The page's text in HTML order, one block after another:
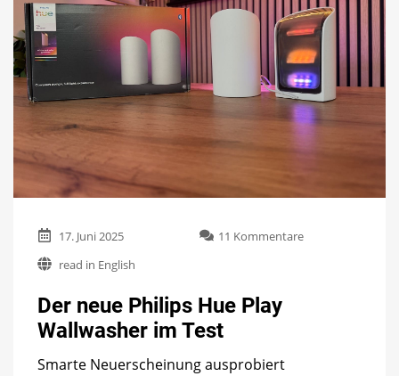
17. Juni 2025 11 Kommentarezu
read in English
Der neue Philips Hue Play
Wallwasher im Test
Smarte Neuerscheinung ausprobiert